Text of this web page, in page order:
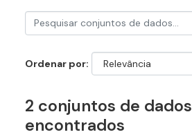
Ordenar por
2 conjuntos de dados
encontrados